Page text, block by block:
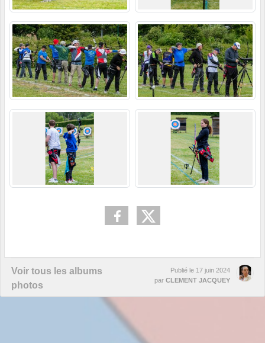
Voir tous les albums
photos
Publié le 17 juin 2024
par CLEMENT JACQUEY